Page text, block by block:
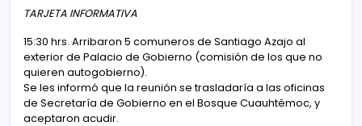
TARJETA INFORMATIVA
15:30 hrs. Arribaron 5 comuneros de Santiago Azajo al
exterior de Palacio de Gobierno (comisión de los que no
quieren autogobierno).
Se les informó que la reunión se trasladaría a las oficinas
de Secretaría de Gobierno en el Bosque Cuauhtémoc, y
aceptaron acudir.